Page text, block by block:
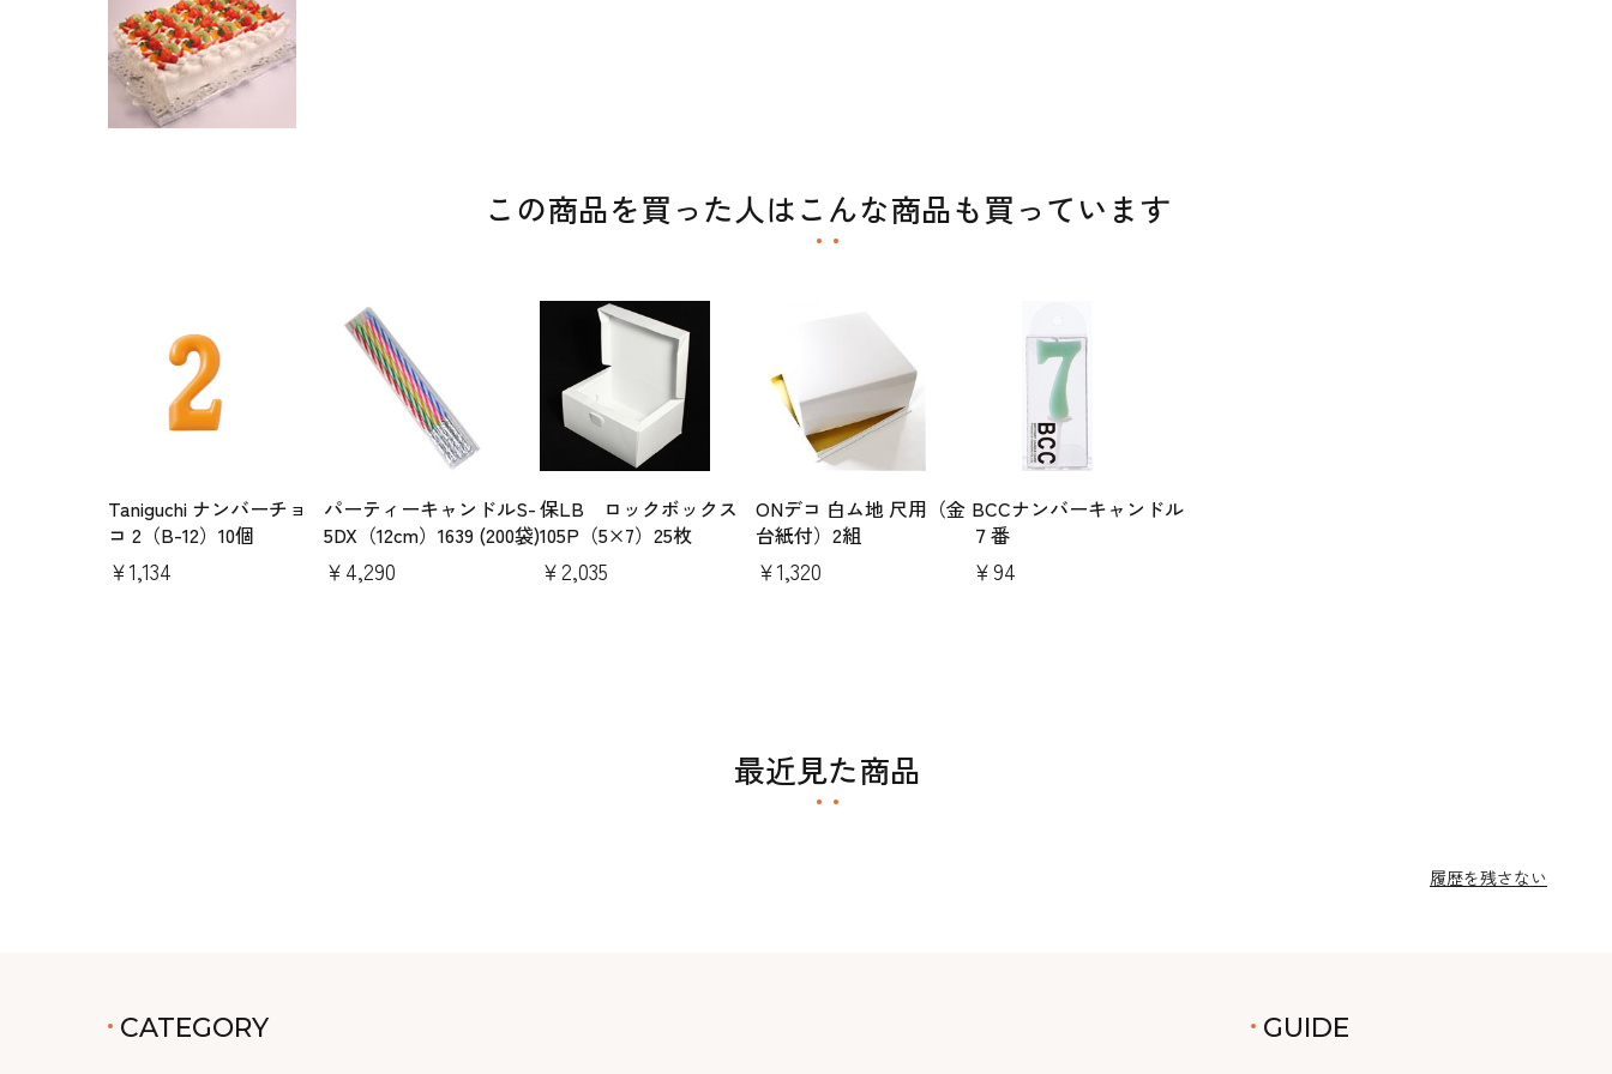
この商品を買った人はこんな商品も買っています
Taniguchi ナンバーチョ
コ 2（B-12）10個
￥1,134
パーティーキャンドルS-
5DX（12cm）1639 (200袋)
￥4,290
保LB ロックボックス
105P（5×7）25枚
￥2,035
ONデコ 白ム地 尺用（金
台紙付）2組
￥1,320
BCCナンバーキャンドル
７番
￥94
最近見た商品
履歴を残さない
CATEGORY GUIDE